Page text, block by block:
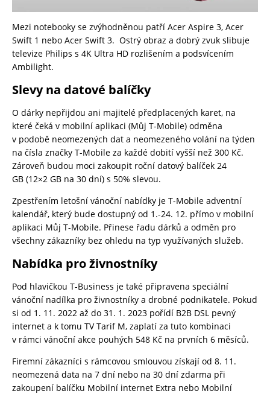
Mezi notebooky se zvýhodněnou patří Acer Aspire 3, Acer
Swift 1 nebo Acer Swift 3. Ostrý obraz a dobrý zvuk slibuje
televize Philips s 4K Ultra HD rozlišením a podsvícením
Ambilight.
Slevy na datové balíčky
O dárky nepřijdou ani majitelé předplacených karet, na
které čeká v mobilní aplikaci (Můj T-Mobile) odměna
v podobě neomezených dat a neomezeného volání na týden
na čísla značky T-Mobile za každé dobití vyšší než 300 Kč.
Zároveň budou moci zakoupit roční datový balíček 24
GB (12×2 GB na 30 dní) s 50% slevou.
Zpestřením letošní vánoční nabídky je T-Mobile adventní
kalendář, který bude dostupný od 1.-24. 12. přímo v mobilní
aplikaci Můj T-Mobile. Přinese řadu dárků a odměn pro
všechny zákazníky bez ohledu na typ využívaných služeb.
Nabídka pro živnostníky
Pod hlavičkou T-Business je také připravena speciální
vánoční nadílka pro živnostníky a drobné podnikatele. Pokud
si od 1. 11. 2022 až do 31. 1. 2023 pořídí B2B DSL pevný
internet a k tomu TV Tarif M, zaplatí za tuto kombinaci
v rámci vánoční akce pouhých 548 Kč na prvních 6 měsíců.
Firemní zákazníci s rámcovou smlouvou získají od 8. 11.
neomezená data na 7 dní nebo na 30 dní zdarma při
zakoupení balíčku Mobilní internet Extra nebo Mobilní